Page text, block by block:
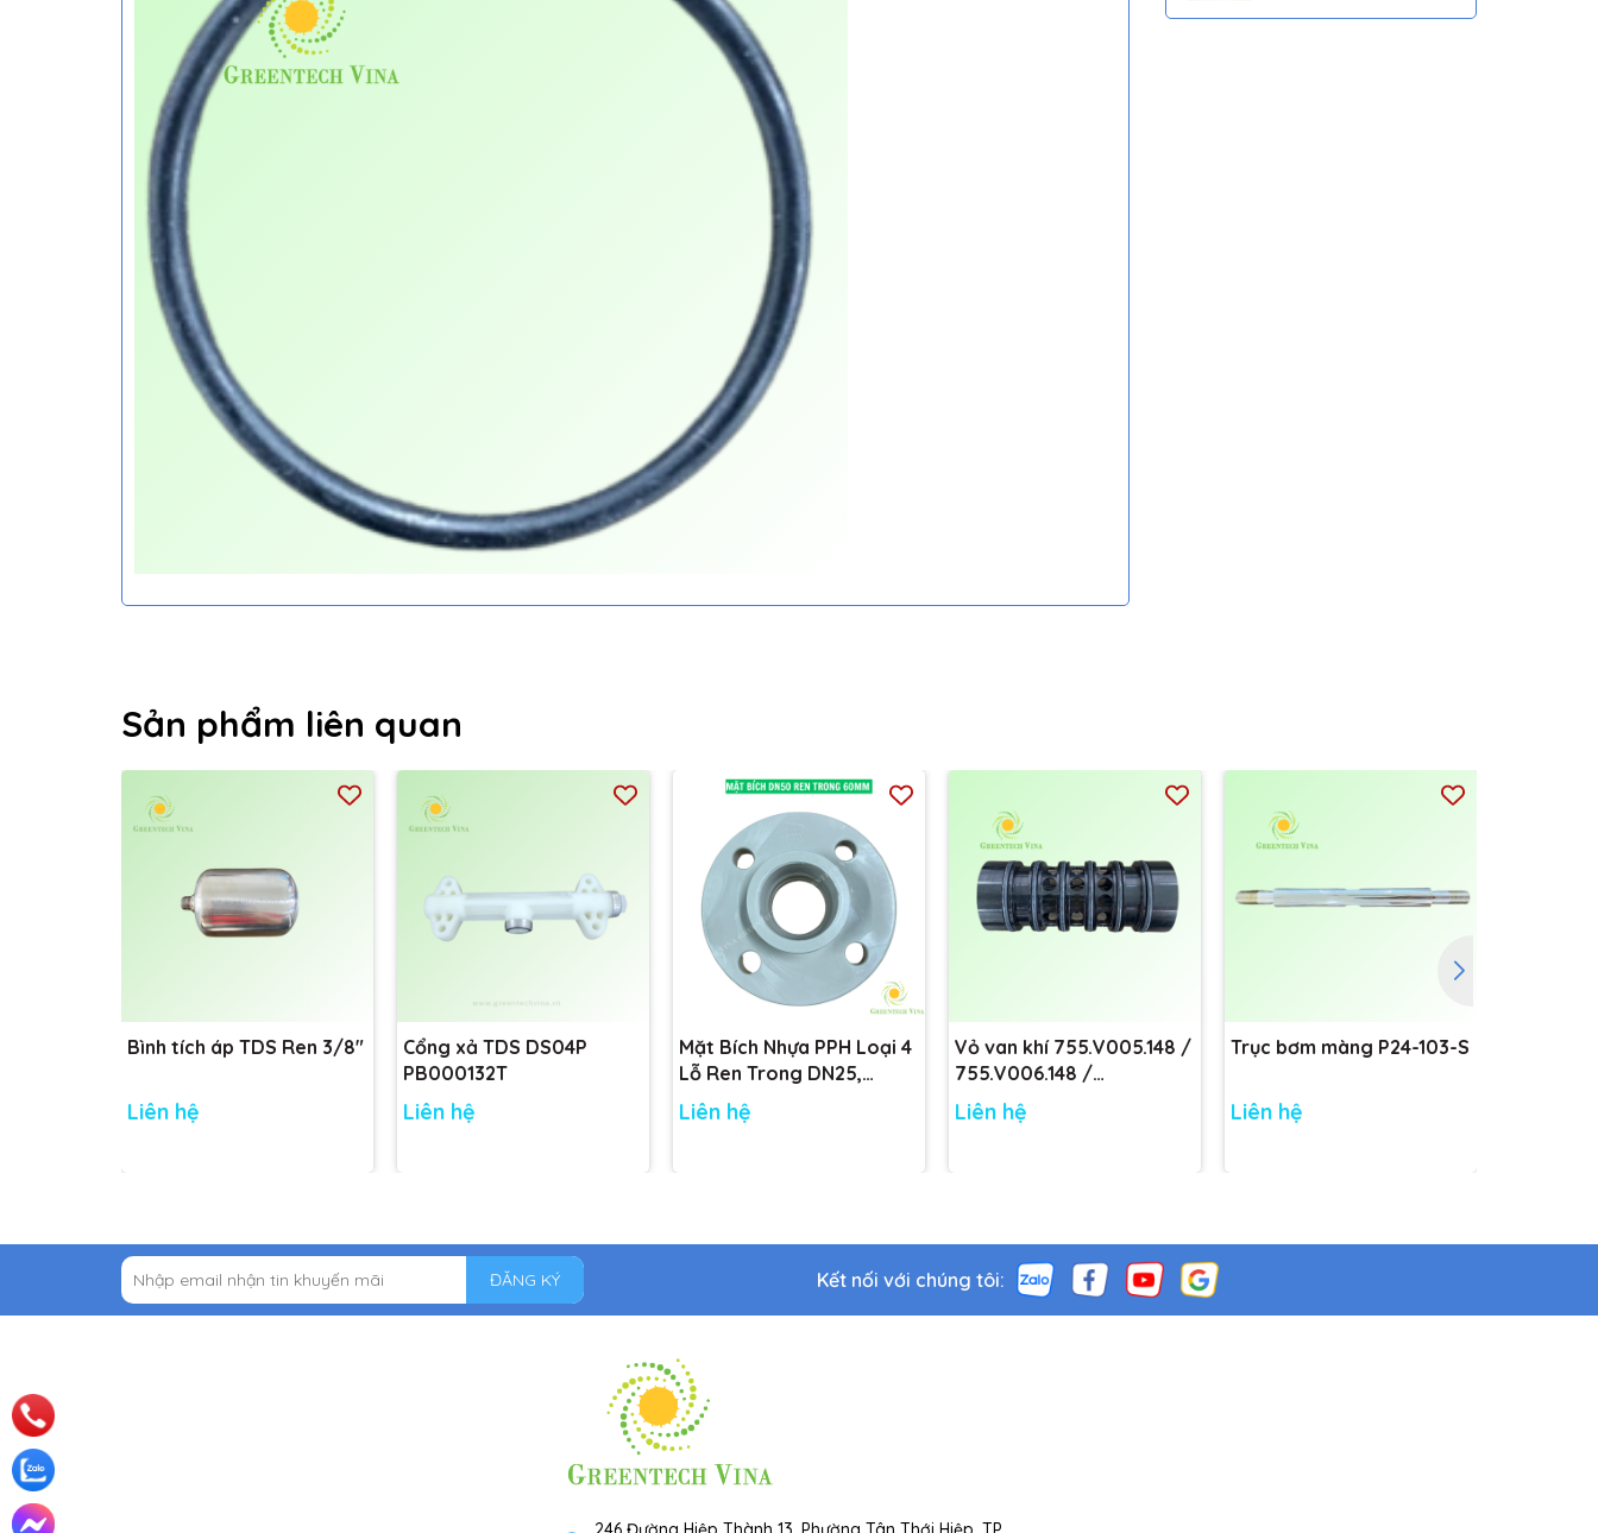
Sản phẩm liên quan
Bình tích áp TDS Ren 3/8"
Liên hệ
Cổng xả TDS DS04P
PB000132T
Liên hệ
Mặt Bích Nhựa PPH Loại 4
Lỗ Ren Trong DN25,
DN32, DN40, DN50 tiêu
chuẩn
Liên hệ
Vỏ van khí 755.V005.148 /
755.V006.148 /
755.V001.148
Liên hệ
Trục bơm màng P24-103-S
Liên hệ
ĐĂNG KÝ Kết nối với chúng tôi: